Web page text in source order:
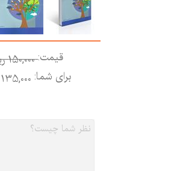
قیمت:150,000 ريال
برای شما: 135,000 ريال